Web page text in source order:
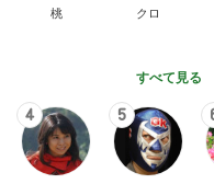
桃 クロ
すべて見る
4 5